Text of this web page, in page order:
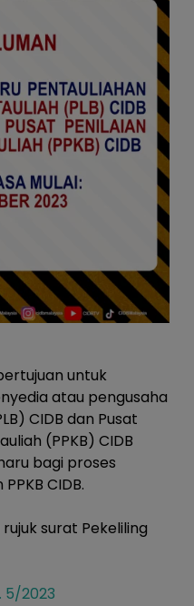
untuk
atau pengusaha
CIDB dan Pusat
(PPKB) CIDB
bagi proses
CIDB.
surat Pekeliling
5/2023